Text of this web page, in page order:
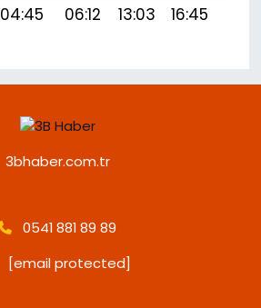
04:45 06:12 13:03 16:45
3bhaber.com.tr
0541 881 89 89
[email protected]